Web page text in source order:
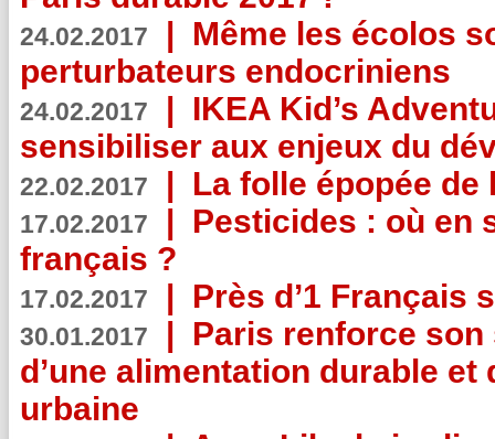
24.02.2017 | Même les écolos
perturbateurs endocriniens
24.02.2017 | IKEA Kid’s
sensibiliser aux enjeux du
22.02.2017 | La folle épopée de
17.02.2017 | Pesticides : où en
français ?
17.02.2017 | Près d’1 Français
30.01.2017 | Paris renforce
d’une alimentation durable et
urbaine